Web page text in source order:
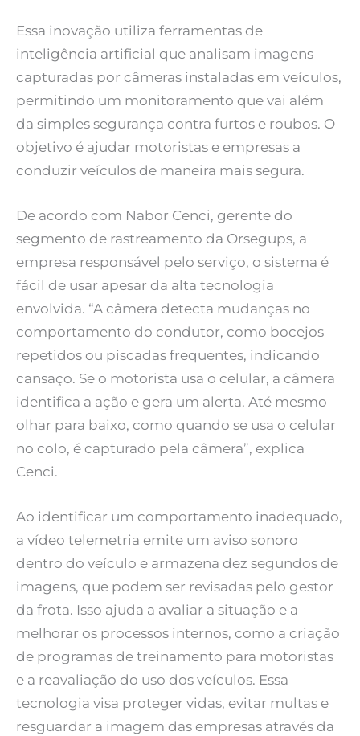
Essa inovação utiliza ferramentas de
inteligência artificial que analisam imagens
capturadas por câmeras instaladas em veículos,
permitindo um monitoramento que vai além
da simples segurança contra furtos e roubos. O
objetivo é ajudar motoristas e empresas a
conduzir veículos de maneira mais segura.
De acordo com Nabor Cenci, gerente do
segmento de rastreamento da Orsegups, a
empresa responsável pelo serviço, o sistema é
fácil de usar apesar da alta tecnologia
envolvida. “A câmera detecta mudanças no
comportamento do condutor, como bocejos
repetidos ou piscadas frequentes, indicando
cansaço. Se o motorista usa o celular, a câmera
identifica a ação e gera um alerta. Até mesmo
olhar para baixo, como quando se usa o celular
no colo, é capturado pela câmera”, explica
Cenci.
Ao identificar um comportamento inadequado,
a vídeo telemetria emite um aviso sonoro
dentro do veículo e armazena dez segundos de
imagens, que podem ser revisadas pelo gestor
da frota. Isso ajuda a avaliar a situação e a
melhorar os processos internos, como a criação
de programas de treinamento para motoristas
e a reavaliação do uso dos veículos. Essa
tecnologia visa proteger vidas, evitar multas e
resguardar a imagem das empresas através da